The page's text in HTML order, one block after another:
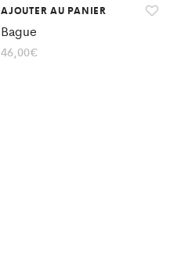
AJOUTER AU PANIER
Bague
46,00€